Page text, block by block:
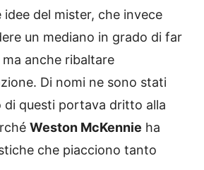
del mister, che invece
un mediano in grado di far
anche ribaltare
Di nomi ne sono stati
questi portava dritto alla
Weston McKennie ha
che piacciono tanto